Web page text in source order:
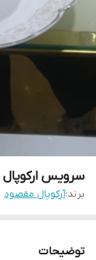
سرویس
برند:آرکوپال مقصود
توضیحات